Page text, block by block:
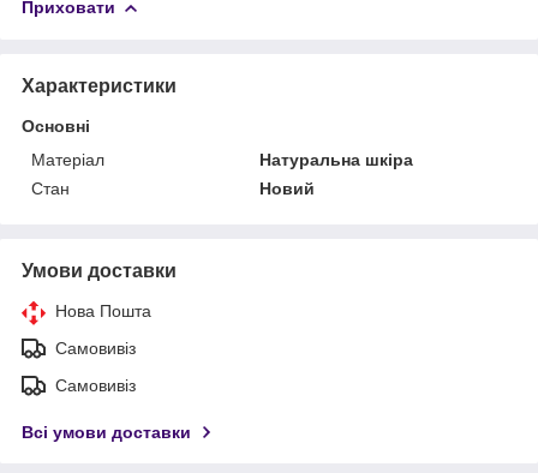
Приховати
Характеристики
Основні
Матеріал
Натуральна шкіра
Стан
Новий
Умови доставки
Нова Пошта
Самовивіз
Самовивіз
Всі умови доставки